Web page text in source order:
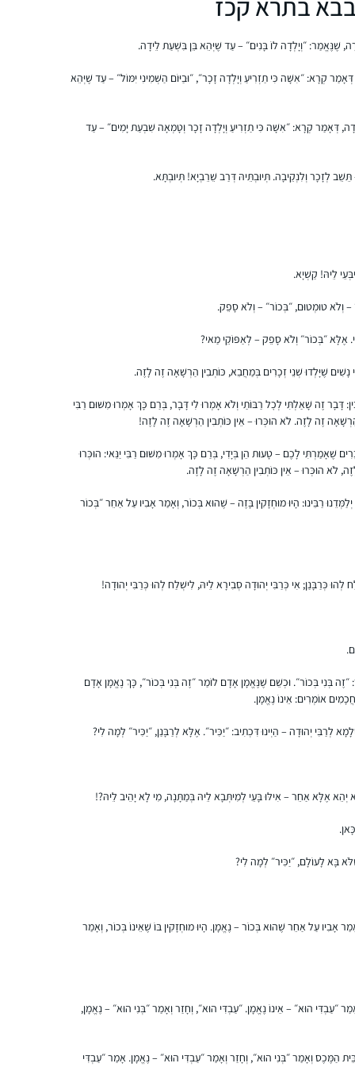
שֶׁנֶּאֱמַר: ״וְיָלְדָה לוֹ בָּנִים״ – עַד שֶׁיְּהֵא בֵּן בִּשְׁעַת לֵידָה.
קְרָא: ״אִשָּׁה כִּי תַזְרִיעַ וְיָלְדָה זָכָר״, ״וּבַיּוֹם הַשְּׁמִינִי יִמּוֹל״ – עַד שֶׁיְּהֵא
דְּאָמַר קְרָא: ״אִשָּׁה כִּי תַזְרִיעַ וְיָלְדָה זָכָר וְטָמְאָה שִׁבְעַת יָמִים״ – עַד
תֵּשֵׁב לְזָכָר וְלִנְקֵיבָה. תְּיוּבְתֵּיהּ דְּרַב שֵׁרֵבְיָא! תְּיוּבְתָּא.
לֵיהּ! קַשְׁיָא.
– וְלֹא טוּמְטוּם, ״בְּכוֹר״ – וְלֹא סָפֵק.
אֶלָּא ״בְּכוֹר״ וְלֹא סָפֵק – לְאַפּוֹקֵי מַאי?
שֶׁיָּלְדוּ שְׁנֵי זְכָרִים בְּמַחֲבֵא, כּוֹתְבִין הַרְשָׁאָה זֶה לָזֶה.
דָּבָר זֶה שָׁאַלְתִּי לְכׇל רַבּוֹתַי וְלֹא אָמְרוּ לִי דָּבָר, בְּרַם כָּךְ אָמְרוּ מִשּׁוּם רַבִּי
הַרְשָׁאָה זֶה לָזֶה. לֹא הוּכְּרוּ – אֵין כּוֹתְבִין הַרְשָׁאָה זֶה לָזֶה!
שֶׁאָמַרְתִּי לָכֶם – טָעוּת הֵן בְּיָדִי, בְּרַם כָּךְ אָמְרוּ מִשּׁוּם רַבִּי יַנַּאי: הוּכְּרוּ
לֹא הוּכְּרוּ – אֵין כּוֹתְבִין הַרְשָׁאָה זֶה לָזֶה.
רַבֵּינוּ: הָיוּ מוּחְזָקִין בָּזֶה – שֶׁהוּא בְּכוֹר, וְאָמַר אָבִיו עַל אַחֵר ״בְּכוֹר
כְּרַבָּנַן; אִי כְּרַבִּי יְהוּדָה סְבִירָא לֵיהּ, לִישְׁלַח לְהוּ כְּרַבִּי יְהוּדָה!
בְּנִי בְּכוֹר״. וּכְשֵׁם שֶׁנֶּאֱמָן אָדָם לוֹמַר ״זֶה בְּנִי בְּכוֹר״, כָּךְ נֶאֱמָן אָדָם
אוֹמְרִים: אֵינוֹ נֶאֱמָן.
לְרַבִּי יְהוּדָה – הַיְינוּ דִּכְתִיב: ״יַכִּיר״. אֶלָּא לְרַבָּנַן, ״יַכִּיר״ לְמָה לִי?
אֶלָּא אַחֵר – אִילּוּ בָּעֵי לְמִיתְּבָא לֵיהּ בְּמַתָּנָה, מִי לָא יָהֵיב לֵיהּ?!
בָּא לָעוֹלָם, ״יַכִּיר״ לְמָה לִי?
אָבִיו עַל אַחֵר שֶׁהוּא בְּכוֹר – נֶאֱמָן. הָיוּ מוּחְזָקִין בּוֹ שֶׁאֵינוֹ בְּכוֹר, וְאָמַר
״עַבְדִּי הוּא״ – אֵינוֹ נֶאֱמָן. ״עַבְדִּי הוּא״, וְחָזַר וְאָמַר ״בְּנִי הוּא״ – נֶאֱמָן,
הַמֶּכֶס וְאָמַר ״בְּנִי הוּא״, וְחָזַר וְאָמַר ״עַבְדִּי הוּא״ – נֶאֱמָן. אָמַר ״עַבְדִּי
של "אהה, מפה זה הגיע!” ומהאתגר
ועשיתי כמה סיומים. אבל לימוד יומיומי זה שונה
לגמרי ופתאום כל דבר שקורה בחיים מתקשר
לדף היומי.קרן פוגל
כבר סיפרתי בסיום של מועד קטן.
הלימוד מאוד משפיעה על היום שלי כי אני
טון לכל היום – בסיס למחשבות שלי .זה זכות
רבה !
ירושלים, ישראל
התחלתי ללמוד דף יומי ממסכת נידה כי זה היה
האומה החלטתי להמשיך. וב”ה מאז עם הפסקות
עסוקה בלימודי הלכה ותורה כל יום, זאת